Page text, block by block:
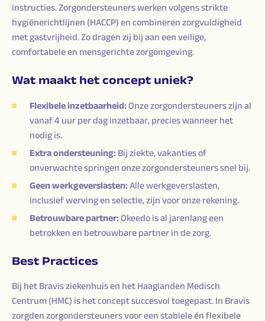
instructies. Zorgondersteuners werken volgens strikte
hygiënerichtlijnen (HACCP) en combineren zorgvuldigheid
met gastvrijheid. Zo dragen zij bij aan een veilige,
comfortabele en mensgerichte zorgomgeving.
Wat maakt het concept uniek?
Flexibele inzetbaarheid:Onze zorgondersteuners zijn al
vanaf 4 uur per dag inzetbaar, precies wanneer het
nodig is.
Extra ondersteuning: Bij ziekte, vakanties of
onverwachte springen onze zorgondersteuners snel bij.
Geen werkgeverslasten:Alle werkgeverslasten,
inclusief werving en selectie, zijn voor onze rekening.
Betrouwbare partner:Okeedo is al jarenlang een
betrokken en betrouwbare partner in de zorg.
Best Practices
Bij het Bravis ziekenhuis en het Haaglanden Medisch
Centrum (HMC) is het concept succesvol toegepast. In Bravis
zorgden zorgondersteuners voor een stabiele én flexibele